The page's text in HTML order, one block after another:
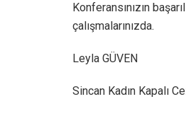
Konferansınızın
çalışmalarınızda.
Leyla GÜVEN
Sincan Kadın Kapalı